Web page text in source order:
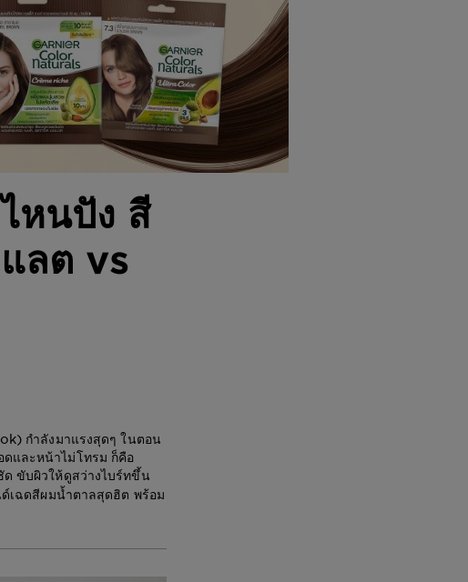
หนปัง สี
ลต vs
กำลังมาแรงสุดๆ ในตอน
และหน้าไม่โทรม ก็คือ
ขับผิวให้ดูสว่างไบร์ทขึ้น
ด์เฉดสีผมน้ำตาลสุดฮิต พร้อม